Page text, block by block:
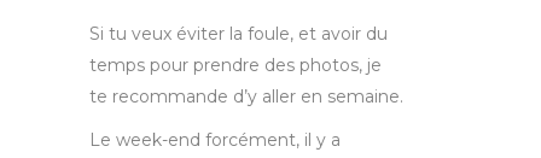
Si tu veux éviter la foule, et avoir du
temps pour prendre des photos, je
te recommande d’y aller en semaine.
Le week-end forcément, il y a